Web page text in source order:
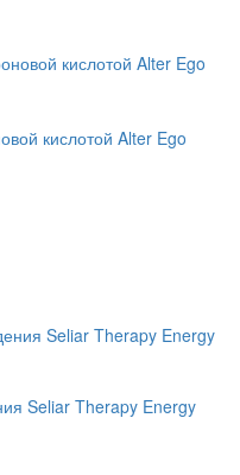
кислотой Alter Ego
Seliar Therapy Energy